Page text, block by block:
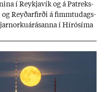
í Reykja­vík og á Pat­reks­
Reyð­ar­firði á fimmtu­dags­
í Hírósíma